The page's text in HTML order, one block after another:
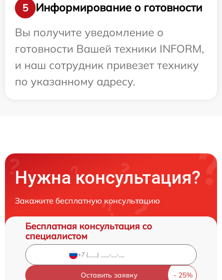
5
Информирование о готовности
Вы получите уведомление о
готовности Вашей техники INFORM,
и наш сотрудник привезет технику
по указанному адресу.
Нужна консультация?
Закажите бесплатную консультацию
Бесплатная консультация со
специалистом
Оставить заявку